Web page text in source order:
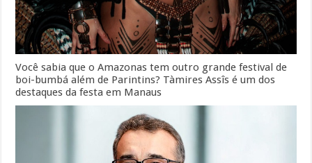
Você sabia que o Amazonas tem outro grande festival de
boi-bumbá além de Parintins? Tàmires Assîs é um dos
destaques da festa em Manaus